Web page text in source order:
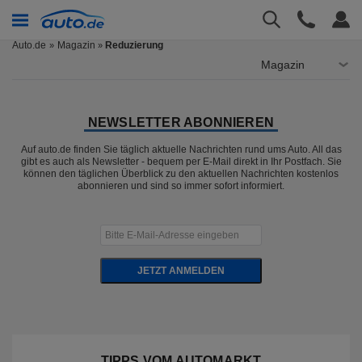
Auto.de Magazin » Reduzierung
Magazin
NEWSLETTER ABONNIEREN
Auf auto.de finden Sie täglich aktuelle Nachrichten rund ums Auto. All das
gibt es auch als Newsletter - bequem per E-Mail direkt in Ihr Postfach. Sie
können den täglichen Überblick zu den aktuellen Nachrichten kostenlos
abonnieren und sind so immer sofort informiert.
JETZT ANMELDEN